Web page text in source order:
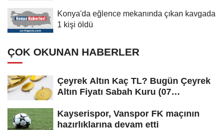
Konya'da eğlence mekanında çıkan kavgada
1 kişi öldü
ÇOK OKUNAN HABERLER
Çeyrek Altın Kaç TL? Bugün Çeyrek
Altın Fiyatı Sabah Kuru (07
Kayserispor, Vanspor FK maçının
hazırlıklarına devam etti